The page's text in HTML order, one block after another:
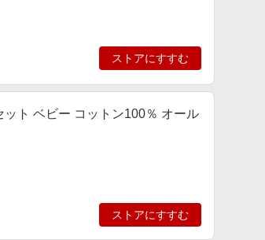
ストアにすすむ
ト ベビー コットン100％ オール
ストアにすすむ